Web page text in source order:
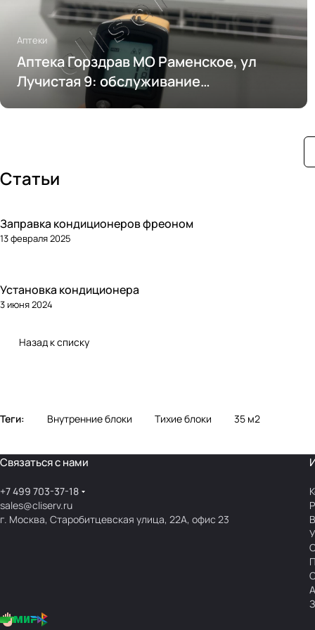
Аптеки
Аптека Горздрав МО Раменское, ул
Лучистая 9: обслуживание
кондиционирования
Статьи
Заправка кондиционеров фреоном
13 февраля 2025
Установка кондиционера
3 июня 2024
Назад к списку
Теги: Внутренние блоки Тихие блоки 35 м2
Связаться с нами
+7 499 703-37-18
sales@cliserv.ru
г. Москва, Старобитцевская улица, 22А, офис 23